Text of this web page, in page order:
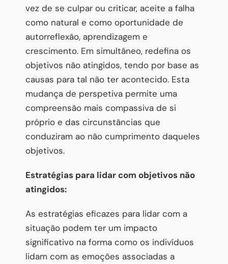
vez de se culpar ou criticar, aceite a falha
como natural e como oportunidade de
autorreflexão, aprendizagem e
crescimento. Em simultâneo, redefina os
objetivos não atingidos, tendo por base as
causas para tal não ter acontecido. Esta
mudança de perspetiva permite uma
compreensão mais compassiva de si
próprio e das circunstâncias que
conduziram ao não cumprimento daqueles
objetivos.
Estratégias para lidar com objetivos não
atingidos:
As estratégias eficazes para lidar com a
situação podem ter um impacto
significativo na forma como os indivíduos
lidam com as emoções associadas a